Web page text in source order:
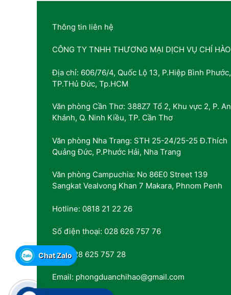
Thông tin liên hệ
CÔNG TY TNHH THƯƠNG MẠI DỊCH VỤ CHÍ HÀO
Địa chỉ: 606/76/4, Quốc Lộ 13, P.Hiệp Bình Phước,
TP.THủ Đức, Tp.HCM
Văn phòng Cần Thơ: 388Z7 Tổ 2, Khu vực 2, P. An
Khánh, Q. Ninh Kiều, TP. Cần Thơ
Văn phòng Nha Trang: STH 25-24/25-25 Đ.Thích
Quảng Đức, P.Phước Hải, Nha Trang
Văn phòng Campuchia: No 86E0 Street 139
Sangkat Vealvong Khan 7 Makara, Phnom Penh
Hotline: 0818 21 22 26
Số điện thoại: 028 626 757 76
Fax: 028 625 757 28
Email: phongduanchihao@gmail.com
Chat Zalo